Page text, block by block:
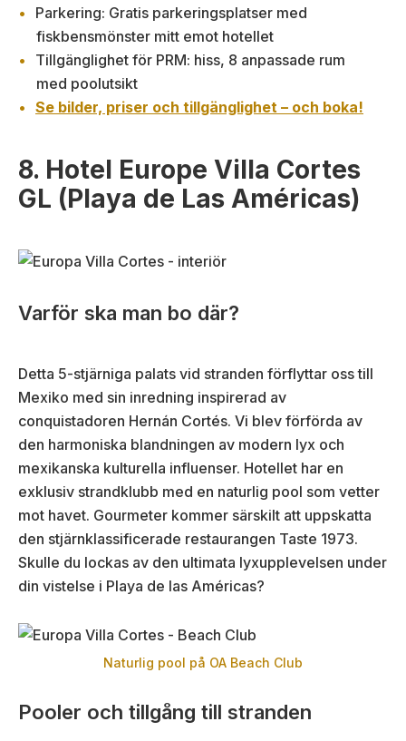
Parkering: Gratis parkeringsplatser med
fiskbensmönster mitt emot hotellet
Tillgänglighet för PRM: hiss, 8 anpassade rum
med poolutsikt
Se bilder, priser och tillgänglighet – och boka!
8. Hotel Europe Villa Cortes
GL (Playa de Las Américas)
Varför ska man bo där?
Detta 5-stjärniga palats vid stranden förflyttar oss till
Mexiko med sin inredning inspirerad av
conquistadoren Hernán Cortés. Vi blev förförda av
den harmoniska blandningen av modern lyx och
mexikanska kulturella influenser. Hotellet har en
exklusiv strandklubb med en naturlig pool som vetter
mot havet. Gourmeter kommer särskilt att uppskatta
den stjärnklassificerade restaurangen Taste 1973.
Skulle du lockas av den ultimata lyxupplevelsen under
din vistelse i Playa de las Américas?
Naturlig pool på OA Beach Club
Pooler och tillgång till stranden